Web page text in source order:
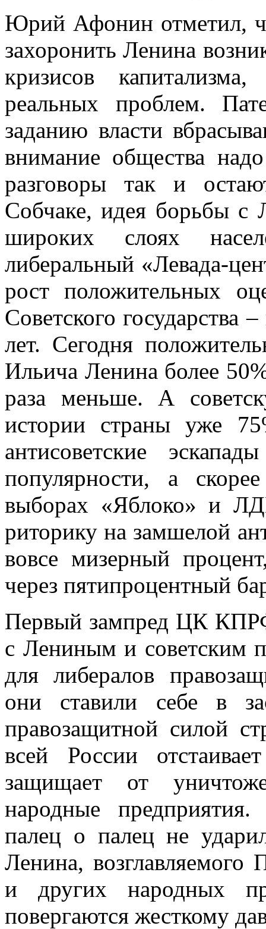
Юрий Афонин отметил,
захоронить Ленина
кризисов
реальных проблем.
заданию власти
внимание общества
разговоры так и
Собчаке, идея борьбы с
широких слоях
либеральный «Левада-
рост положительных
Советского государства
лет. Сегодня
Ильича Ленина более
раза меньше. А
истории страны уже
антисоветские
популярности, а
выборах «Яблоко» и
риторику на замшелой
вовсе мизерный
через пятипроцентный
Первый зампред ЦК
с Лениным и советским
для либералов
они ставили себе в
правозащитной силой
всей России
защищает от
народные
палец о палец не
Ленина,
и других народных
повергаются жесткому